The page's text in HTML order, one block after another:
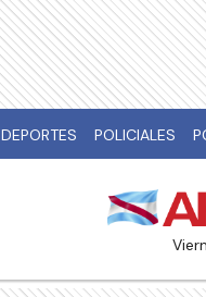
DEPORTES POLICIALES